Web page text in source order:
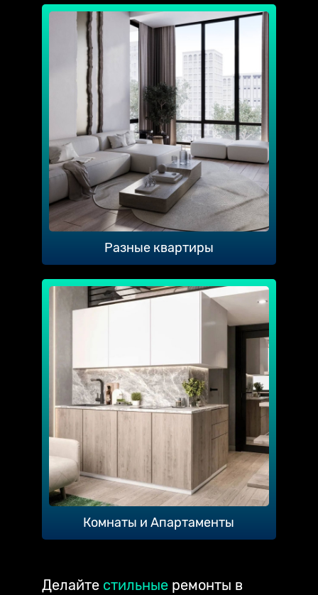
Разные квартиры
Комнаты и Апартаменты
Делайте стильные ремонты в